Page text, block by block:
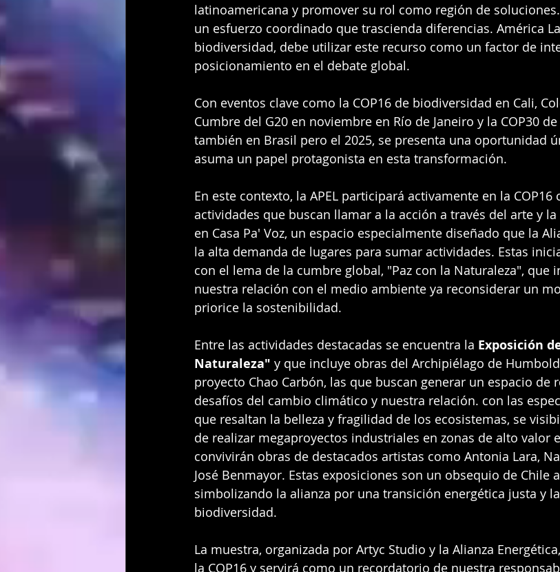
latinoamericana y promover su rol como región de
un esfuerzo coordinado que trascienda diferencias. América
biodiversidad, debe utilizar este recurso como un factor de
posicionamiento en el debate global.
Con eventos clave como la COP16 de biodiversidad en Cali,
Cumbre del G20 en noviembre en Río de Janeiro y la COP30
también en Brasil pero el 2025, se presenta una oportunidad
asuma un papel protagonista en esta transformación.
En este contexto, la APEL participará activamente en la
actividades que buscan llamar a la acción a través del arte y
en Casa Pa' Voz, un espacio especialmente diseñado que la
la alta demanda de lugares para sumar actividades. Estas
con el lema de la cumbre global, "Paz con la Naturaleza", que
nuestra relación con el medio ambiente ya reconsiderar un
priorice la sostenibilidad.
Entre las actividades destacadas se encuentra la Exposición
Naturaleza" y que incluye obras del Archipiélago de
proyecto Chao Carbón, las que buscan generar un espacio de
desafíos del cambio climático y nuestra relación. con las
que resaltan la belleza y fragilidad de los ecosistemas, se
de realizar megaproyectos industriales en zonas de alto valor
convivirán obras de destacados artistas como Antonia Lara,
José Benmayor. Estas exposiciones son un obsequio de Chile
simbolizando la alianza por una transición energética justa y
biodiversidad.
La muestra, organizada por Artyc Studio y la Alianza
la COP16 y servirá como un recordatorio de nuestra